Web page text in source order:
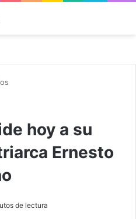
hoy a su
Ernesto
de lectura